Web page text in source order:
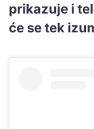
prikazuje i
će se tek